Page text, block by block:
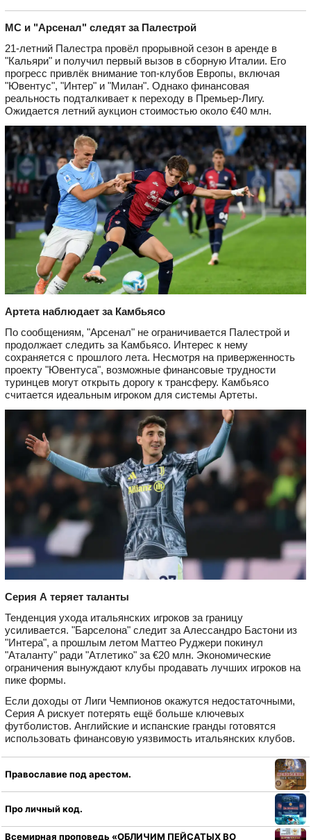
МС и "Арсенал" следят за Палестрой
21-летний Палестра провёл прорывной сезон в аренде в
"Кальяри" и получил первый вызов в сборную Италии. Его
прогресс привлёк внимание топ-клубов Европы, включая
"Ювентус", "Интер" и "Милан". Однако финансовая
реальность подталкивает к переходу в Премьер-Лигу.
Ожидается летний аукцион стоимостью около €40 млн.
Артета наблюдает за Камбьясо
По сообщениям, "Арсенал" не ограничивается Палестрой и
продолжает следить за Камбьясо. Интерес к нему
сохраняется с прошлого лета. Несмотря на приверженность
проекту "Ювентуса", возможные финансовые трудности
туринцев могут открыть дорогу к трансферу. Камбьясо
считается идеальным игроком для системы Артеты.
Серия А теряет таланты
Тенденция ухода итальянских игроков за границу
усиливается. "Барселона" следит за Алессандро Бастони из
"Интера", а прошлым летом Маттео Руджери покинул
"Аталанту" ради "Атлетико" за €20 млн. Экономические
ограничения вынуждают клубы продавать лучших игроков на
пике формы.
Если доходы от Лиги Чемпионов окажутся недостаточными,
Серия А рискует потерять ещё больше ключевых
футболистов. Английские и испанские гранды готовятся
использовать финансовую уязвимость итальянских клубов.
Православие под арестом.
Про личный код.
Всемирная проповедь «ОБЛИЧИМ ПЕЙСАТЫХ ВО